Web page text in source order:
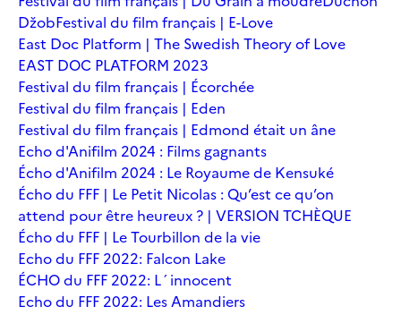
DžobFestival du film français | E-Love
East Doc Platform | The Swedish Theory of Love
EAST DOC PLATFORM 2023
Festival du film français | Écorchée
Festival du film français | Eden
Festival du film français | Edmond était un âne
Echo d'Anifilm 2024 : Films gagnants
Écho d'Anifilm 2024 : Le Royaume de Kensuké
Écho du FFF | Le Petit Nicolas : Qu’est ce qu’on
attend pour être heureux ? | VERSION TCHÈQUE
Écho du FFF | Le Tourbillon de la vie
Echo du FFF 2022: Falcon Lake
ÉCHO du FFF 2022: L´innocent
Echo du FFF 2022: Les Amandiers